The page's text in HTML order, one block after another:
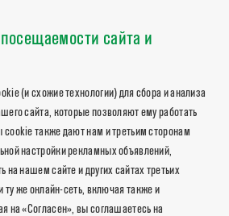
сайта и
(и схожие технологии) для сбора и анализа
сайта, которые позволяют ему работать
также дают нам и третьим сторонам
настройки рекламных объявлений,
на нашем сайте и других сайтах третьих
ту же онлайн-сеть, включая также и
на «Согласен», вы соглашаетесь на